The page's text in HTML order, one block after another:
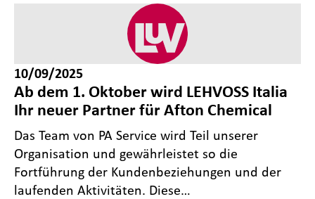
10/09/2025
Ab dem 1. Oktober wird LEHVOSS Italia
Ihr neuer Partner für Afton Chemical
Das Team von PA Service wird Teil unserer
Organisation und gewährleistet so die
Fortführung der Kundenbeziehungen und der
laufenden Aktivitäten. Diese…